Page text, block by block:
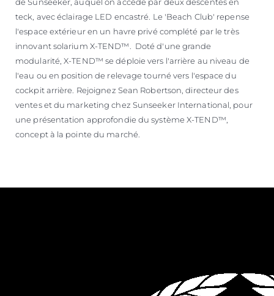
teck, avec éclairage LED encastré. Le 'Beach Club' repense
l'espace extérieur en un havre privé complété par le très
innovant solarium X-TEND™. Doté d'une grande
modularité, X-TEND™ se déploie vers l'arrière au niveau de
l'eau ou en position de relevage tourné vers l'espace du
cockpit arrière. Rejoignez Sean Robertson, directeur des
ventes et du marketing chez Sunseeker International, pour
une présentation approfondie du système X-TEND™,
concept à la pointe du marché.